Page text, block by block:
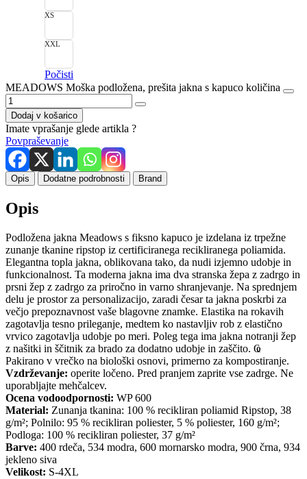
XS
XXL
Počisti
MEADOWS Moška podložena, prešita jakna s kapuco količina
Dodaj v košarico
Imate vprašanje glede artikla ?
Povpraševanje
Opis Dodatne podrobnosti Brand
Opis
Podložena jakna Meadows s fiksno kapuco je izdelana iz trpežne
zunanje tkanine ripstop iz certificiranega recikliranega poliamida.
Elegantna topla jakna, oblikovana tako, da nudi izjemno udobje in
funkcionalnost. Ta moderna jakna ima dva stranska žepa z zadrgo in
prsni žep z zadrgo za priročno in varno shranjevanje. Na sprednjem
delu je prostor za personalizacijo, zaradi česar ta jakna poskrbi za
večjo prepoznavnost vaše blagovne znamke. Elastika na rokavih
zagotavlja tesno prileganje, medtem ko nastavljiv rob z elastično
vrvico zagotavlja udobje po meri. Poleg tega ima jakna notranji žep
z našitki in ščitnik za brado za dodatno udobje in zaščito. Ҩ
Pakirano v vrečko na biološki osnovi, primerno za kompostiranje.
Vzdrževanje: operite ločeno. Pred pranjem zaprite vse zadrge. Ne
uporabljajte mehčalcev.
Ocena vodoodpornosti: WP 600
Material: Zunanja tkanina: 100 % recikliran poliamid Ripstop, 38
g/m²; Polnilo: 95 % recikliran poliester, 5 % poliester, 160 g/m²;
Podloga: 100 % recikliran poliester, 37 g/m²
Barve: 400 rdeča, 534 modra, 600 mornarsko modra, 900 črna, 934
jekleno siva
Velikost: S-4XL